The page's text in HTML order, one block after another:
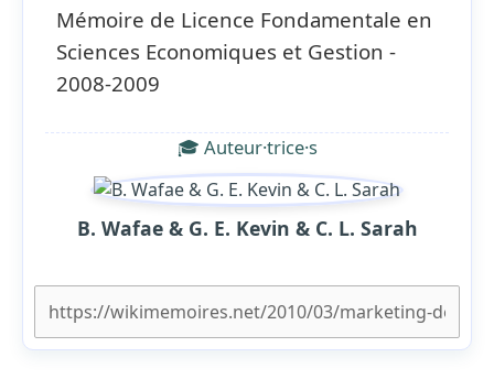
Mémoire de Licence Fondamentale en
Sciences Economiques et Gestion -
2008-2009
🎓 Auteur·trice·s
B. Wafae & G. E. Kevin & C. L. Sarah